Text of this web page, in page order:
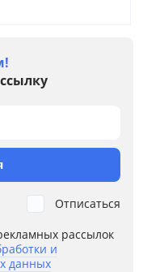
рассылок
и
данных
Отписаться